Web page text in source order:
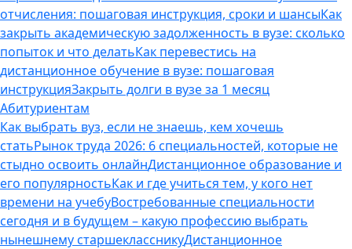
отчисления: пошаговая инструкция, сроки и шансыКак
закрыть академическую задолженность в вузе: сколько
попыток и что делатьКак перевестись на
дистанционное обучение в вузе: пошаговая
инструкцияЗакрыть долги в вузе за 1 месяц
Абитуриентам
Как выбрать вуз, если не знаешь, кем хочешь
статьРынок труда 2026: 6 специальностей, которые не
стыдно освоить онлайнДистанционное образование и
его популярностьКак и где учиться тем, у кого нет
времени на учебуВостребованные специальности
сегодня и в будущем – какую профессию выбрать
нынешнему старшеклассникуДистанционное